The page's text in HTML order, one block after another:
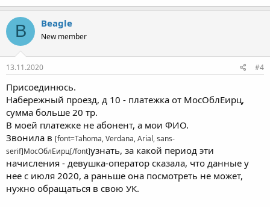
B Beagle
New member
13.11.2020 #4
Присоединюсь.
Набережный проезд, д 10 - платежка от МосОблЕирц,
сумма больше 20 тр.
В моей платежке не абонент, а мои ФИО.
Звонила в [font=Tahoma, Verdana, Arial, sans-
serif]МосОблЕирц[/font]узнать, за какой период эти
начисления - девушка-оператор сказала, что данные у
нее с июля 2020, а раньше она посмотреть не может,
нужно обращаться в свою УК.